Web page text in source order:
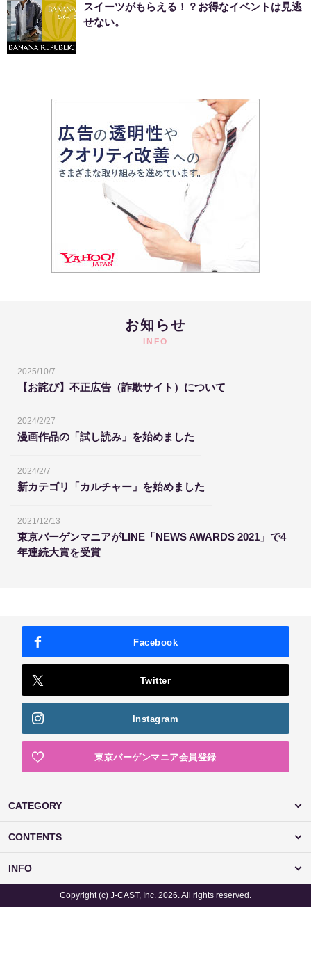
スイーツがもらえる！？お得なイベントは見逃
せない。
お知らせ
INFO
2025/10/7
【お詫び】不正広告（詐欺サイト）について
2024/2/27
漫画作品の「試し読み」を始めました
2024/2/7
新カテゴリ「カルチャー」を始めました
2021/12/13
東京バーゲンマニアがLINE「NEWS AWARDS 2021」で4
年連続大賞を受賞
Facebook
Twitter
Instagram
東京バーゲンマニア会員登録
CATEGORY
CONTENTS
INFO
Copyright (c) J-CAST, Inc. 2026. All rights reserved.